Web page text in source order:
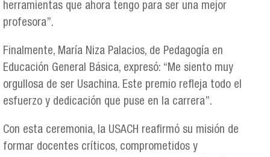
herramientas que ahora tengo para ser una mejor
profesora”.
Finalmente, María Niza Palacios, de Pedagogía en
Educación General Básica, expresó: “Me siento muy
orgullosa de ser Usachina. Este premio refleja todo el
esfuerzo y dedicación que puse en la carrera”.
Con esta ceremonia, la USACH reafirmó su misión de
formar docentes críticos, comprometidos y